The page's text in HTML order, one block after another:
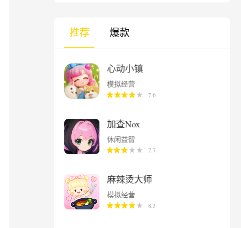
推荐 爆款
心动小镇
模拟经营
7.6
加查Nox
休闲益智
7.7
麻辣烫大师
模拟经营
8.3